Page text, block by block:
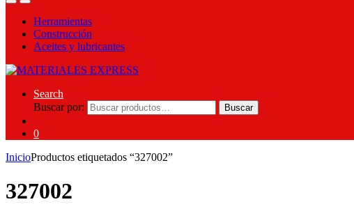
Herramientas
Construcción
Aceites y lubricantes
Search
Buscar por:
Buscar
0
InicioProductos etiquetados “327002”
327002